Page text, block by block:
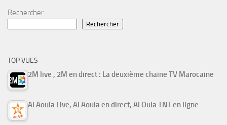
Rechercher
Rechercher
TOP VUES
2M live , 2M en direct : La deuxième chaine TV Marocaine
Al Aoula Live, Al Aoula en direct, Al Oula TNT en ligne